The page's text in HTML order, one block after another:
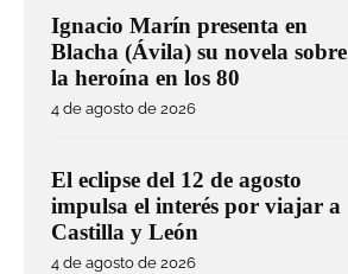
Ignacio Marín presenta en
Blacha (Ávila) su novela sobre
la heroína en los 80
4 de agosto de 2026
El eclipse del 12 de agosto
impulsa el interés por viajar a
Castilla y León
4 de agosto de 2026